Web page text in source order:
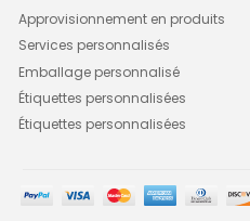
Approvisionnement en produits
Services personnalisés
Emballage personnalisé
Étiquettes personnalisées
Étiquettes personnalisées